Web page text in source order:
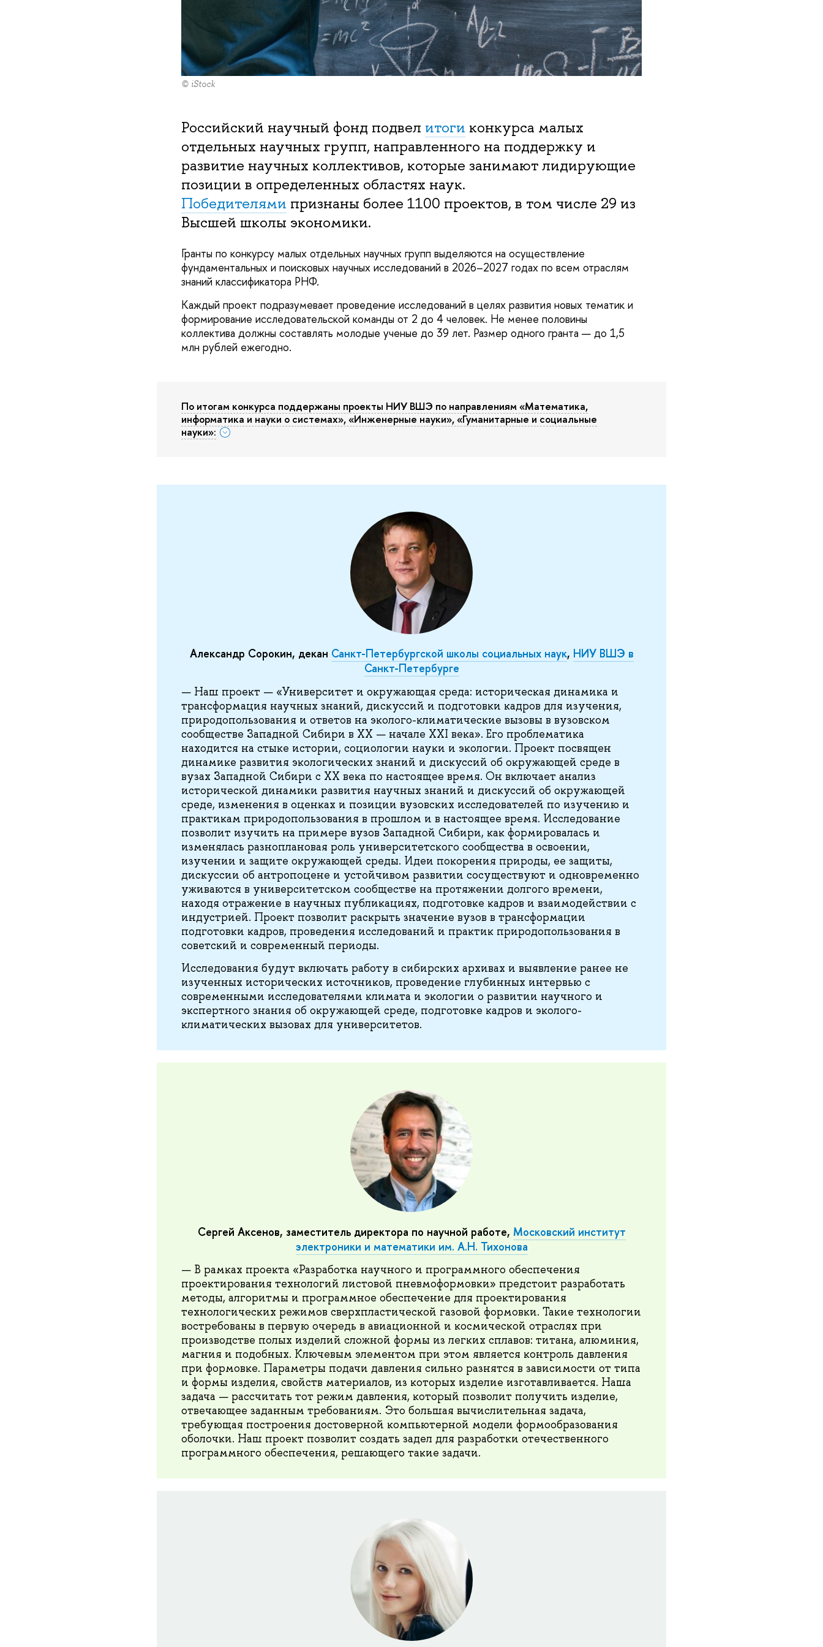
© iStock
Российский научный фонд подвел итоги конкурса малых
отдельных научных групп, направленного на поддержку и
развитие научных коллективов, которые занимают лидирующие
позиции в определенных областях наук.
Победителями признаны более 1100 проектов, в том числе 29 из
Высшей школы экономики.
Гранты по конкурсу малых отдельных научных групп выделяются на осуществление
фундаментальных и поисковых научных исследований в 2026–2027 годах по всем отраслям
знаний классификатора РНФ.
Каждый проект подразумевает проведение исследований в целях развития новых тематик и
формирование исследовательской команды от 2 до 4 человек. Не менее половины
коллектива должны составлять молодые ученые до 39 лет. Размер одного гранта — до 1,5
млн рублей ежегодно.
По итогам конкурса поддержаны проекты НИУ ВШЭ по направлениям «Математика,
информатика и науки о системах», «Инженерные науки», «Гуманитарные и социальные
науки»:
Александр Сорокин, декан Санкт-Петербургской школы социальных наук, НИУ ВШЭ в
Санкт-Петербурге
— Наш проект — «Университет и окружающая среда: историческая динамика и
трансформация научных знаний, дискуссий и подготовки кадров для изучения,
природопользования и ответов на эколого-климатические вызовы в вузовском
сообществе Западной Сибири в XX — начале XXI века». Его проблематика
находится на стыке истории, социологии науки и экологии. Проект посвящен
динамике развития экологических знаний и дискуссий об окружающей среде в
вузах Западной Сибири с ХХ века по настоящее время. Он включает анализ
исторической динамики развития научных знаний и дискуссий об окружающей
среде, изменения в оценках и позиции вузовских исследователей по изучению и
практикам природопользования в прошлом и в настоящее время. Исследование
позволит изучить на примере вузов Западной Сибири, как формировалась и
изменялась разноплановая роль университетского сообщества в освоении,
изучении и защите окружающей среды. Идеи покорения природы, ее защиты,
дискуссии об антропоцене и устойчивом развитии сосуществуют и одновременно
уживаются в университетском сообществе на протяжении долгого времени,
находя отражение в научных публикациях, подготовке кадров и взаимодействии с
индустрией. Проект позволит раскрыть значение вузов в трансформации
подготовки кадров, проведения исследований и практик природопользования в
советский и современный периоды.
Исследования будут включать работу в сибирских архивах и выявление ранее не
изученных исторических источников, проведение глубинных интервью с
современными исследователями климата и экологии о развитии научного и
экспертного знания об окружающей среде, подготовке кадров и эколого-
климатических вызовах для университетов.
Сергей Аксенов, заместитель директора по научной работе, Московский институт
электроники и математики им. А.Н. Тихонова
— В рамках проекта «Разработка научного и программного обеспечения
проектирования технологий листовой пневмоформовки» предстоит разработать
методы, алгоритмы и программное обеспечение для проектирования
технологических режимов сверхпластической газовой формовки. Такие технологии
востребованы в первую очередь в авиационной и космической отраслях при
производстве полых изделий сложной формы из легких сплавов: титана, алюминия,
магния и подобных. Ключевым элементом при этом является контроль давления
при формовке. Параметры подачи давления сильно разнятся в зависимости от типа
и формы изделия, свойств материалов, из которых изделие изготавливается. Наша
задача — рассчитать тот режим давления, который позволит получить изделие,
отвечающее заданным требованиям. Это большая вычислительная задача,
требующая построения достоверной компьютерной модели формообразования
оболочки. Наш проект позволит создать задел для разработки отечественного
программного обеспечения, решающего такие задачи.